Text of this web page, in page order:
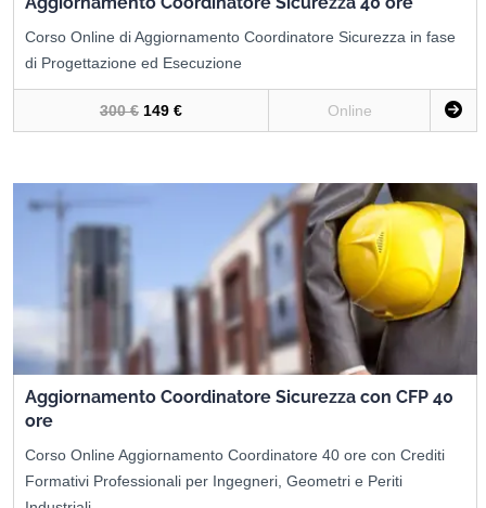
Corso Online di Aggiornamento Coordinatore Sicurezza in fase
di Progettazione ed Esecuzione
300 €149 € Online
Aggiornamento Coordinatore Sicurezza con CFP 40
ore
Corso Online Aggiornamento Coordinatore 40 ore con Crediti
Formativi Professionali per Ingegneri, Geometri e Periti